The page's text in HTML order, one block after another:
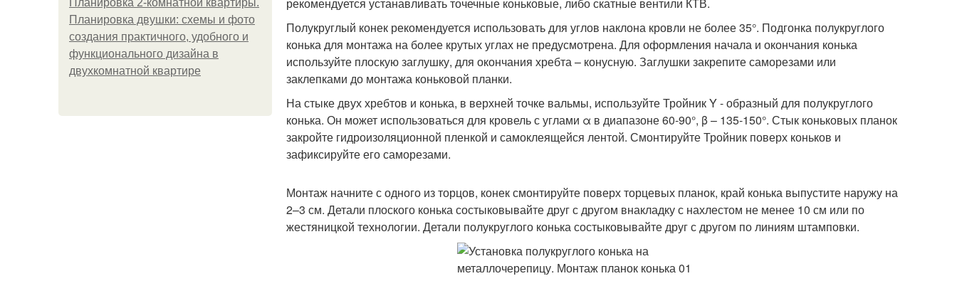
Планировка 2-комнатной квартиры.
Планировка двушки: схемы и фото
создания практичного, удобного и
функционального дизайна в
двухкомнатной квартире
Полукруглый конек рекомендуется использовать для углов наклона кровли не более 35°. Подгонка полукруглого
конька для монтажа на более крутых углах не предусмотрена. Для оформления начала и окончания конька
используйте плоскую заглушку, для окончания хребта – конусную. Заглушки закрепите саморезами или
заклепками до монтажа коньковой планки.
На стыке двух хребтов и конька, в верхней точке вальмы, используйте Тройник Y - образный для полукруглого
конька. Он может использоваться для кровель с углами α в диапазоне 60-90°, β – 135-150°. Стык коньковых планок
закройте гидроизоляционной пленкой и самоклеящейся лентой. Смонтируйте Тройник поверх коньков и
зафиксируйте его саморезами.
Монтаж начните с одного из торцов, конек смонтируйте поверх торцевых планок, край конька выпустите наружу на
2–3 см. Детали плоского конька состыковывайте друг с другом внакладку с нахлестом не менее 10 см или по
жестяницкой технологии. Детали полукруглого конька состыковывайте друг с другом по линиям штамповки.